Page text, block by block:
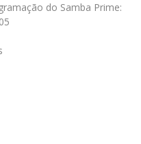
do Samba Prime: